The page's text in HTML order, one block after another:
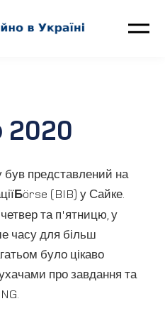
2020
був представлений на
Бörse (BIB) у Сайке.
та п'ятницю, у
часу для більш
було цікаво
про завдання та